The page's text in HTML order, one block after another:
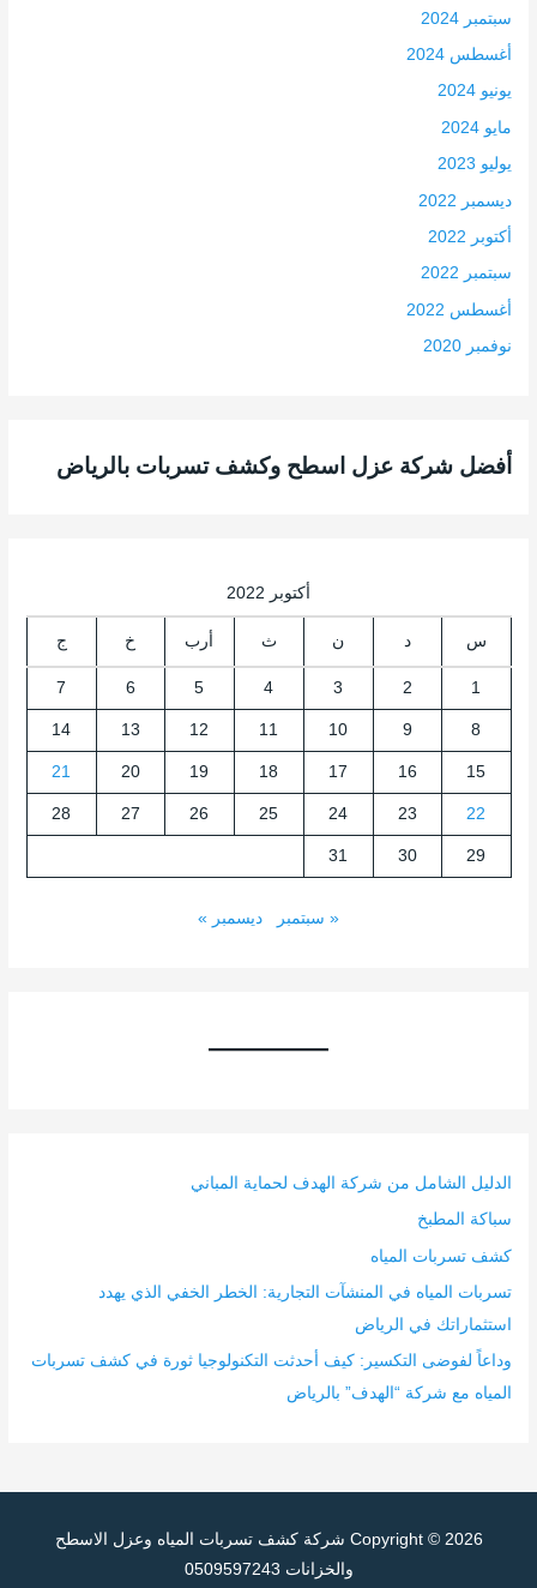
سبتمبر 2024
أغسطس 2024
يونيو 2024
مايو 2024
يوليو 2023
ديسمبر 2022
أكتوبر 2022
سبتمبر 2022
أغسطس 2022
نوفمبر 2020
أفضل شركة عزل اسطح وكشف تسربات بالرياض
أكتوبر 2022
س د ن ث أرب خ ج
1
2
3
4
5
6
7
8
9
10
11
12
13
14
15
16
17
18
19
20
21
22
23
24
25
26
27
28
29
30
31
« سبتمبر ديسمبر »
الدليل الشامل من شركة الهدف لحماية المباني
سباكة المطبخ
كشف تسربات المياه
تسربات المياه في المنشآت التجارية: الخطر الخفي الذي يهدد
استثماراتك في الرياض
وداعاً لفوضى التكسير: كيف أحدثت التكنولوجيا ثورة في كشف تسربات
المياه مع شركة “الهدف” بالرياض
Copyright © 2026 شركة كشف تسربات المياه وعزل الاسطح
والخزانات 0509597243